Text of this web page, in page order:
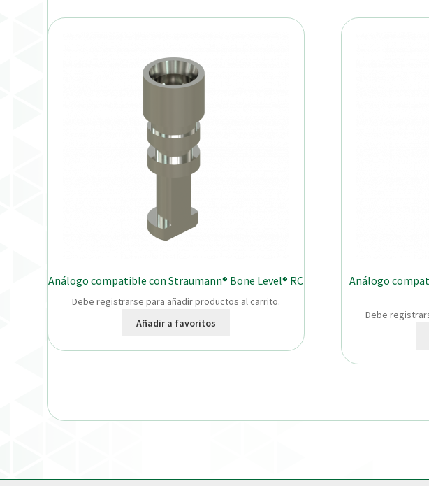
Análogo compatible con Straumann® Bone Level® RC
Debe registrarse para añadir productos al carrito.
Añadir a favoritos
Análogo
Debe